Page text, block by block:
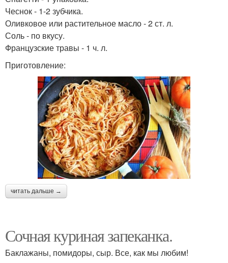
Чеснок - 1-2 зубчика.
Оливковое или растительное масло - 2 ст. л.
Соль - по вкусу.
Французские травы - 1 ч. л.
Приготовление:
читать дальше →
Сочная куриная запеканка.
Баклажаны, помидоры, сыр. Все, как мы любим!